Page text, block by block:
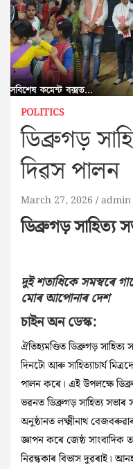
POLITICS
ডিব্ৰুগড়
দিৱস পালন
March 27, 2026 admin
ডিব্ৰুগড় সাহিত্য
দুই শতাধিকে সমস্বৰে
মোৰ আপোনাৰ দেশ
চাইন অন ডেস্ক:
ঐতিহ্যমণ্ডিত ডিব্ৰুগড় সাহিত্য
দিনটো আৰু সাহিত্যাচাৰ্য
পালন কৰে। এই উপলক্ষে
ভৱনত ডিব্ৰুগড় সাহিত্য
অনুষ্ঠানত লক্ষ্মীনাথ বেজবৰুৱাৰ
জ্ঞাপন কৰে জেষ্ঠ সাংবাদিক
নিৱন্ধকাৰ বিভাস দুৱৰাই।